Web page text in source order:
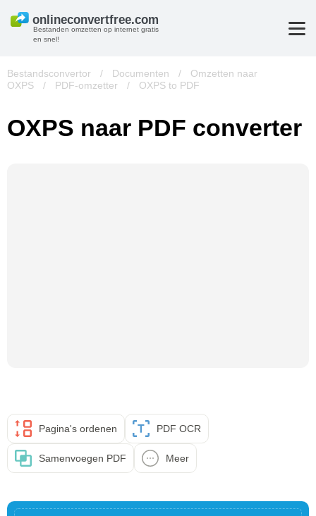
Bestanden omzetten op internet gratis
en snel!
Bestandsconvertor / Documenten /
Omzetten naar
OXPS
/ PDF-omzetter / OXPS to PDF
OXPS naar PDF converter
Pagina's ordenen PDF OCR
Samenvoegen PDF Meer